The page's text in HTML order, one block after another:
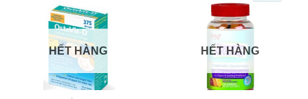
HẾT HÀNG HẾT HÀNG